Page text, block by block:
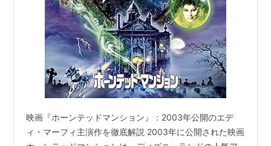
映画『ホーンテッドマンション』：2003年公開のエデ
ィ・マーフィ主演作を徹底解説 2003年に公開された映画